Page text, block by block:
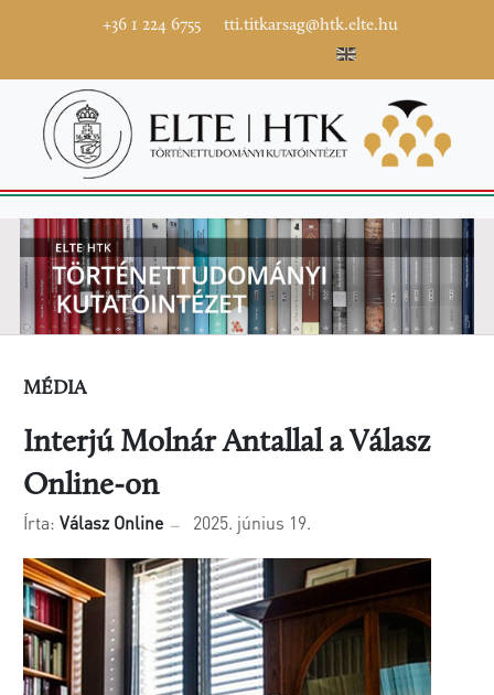
+36 1 224 6755 tti.titkarsag@htk.elte.hu
MÉDIA
Interjú Molnár Antallal a Válasz
Online-on
Írta: Válasz Online 2025. június 19.